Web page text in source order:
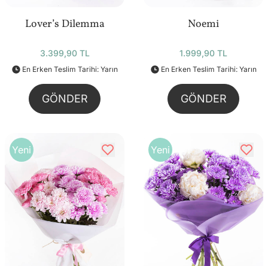
Lover’s Dilemma
3.399,90 TL
En Erken Teslim Tarihi: Yarın
GÖNDER
Noemi
1.999,90 TL
En Erken Teslim Tarihi: Yarın
GÖNDER
Yeni Yeni